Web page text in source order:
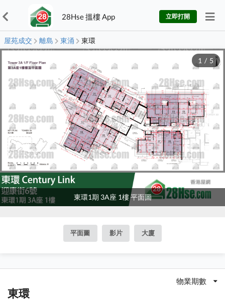
28Hse 搵樓 App 立即打開
屋苑成交 離島 東涌 東環
東環1期 3A座 1樓 平面圖
1 / 5
平面圖 影片 大廈
物業期數
東環